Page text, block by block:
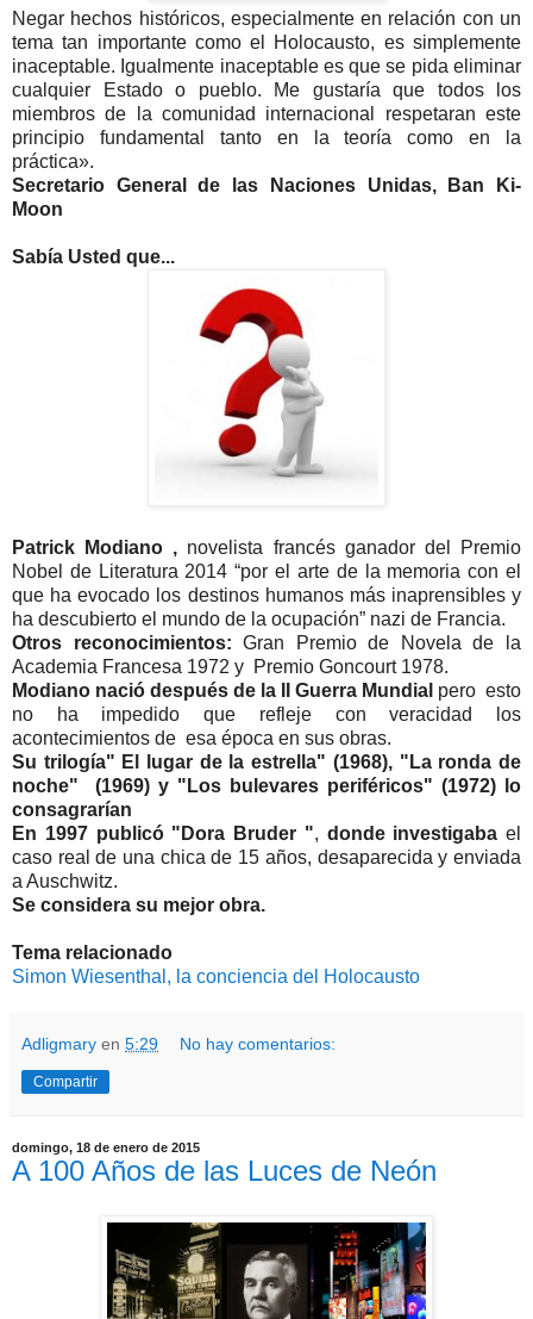
Negar hechos históricos, especialmente en relación con un
tema tan importante como el Holocausto, es simplemente
inaceptable. Igualmente inaceptable es que se pida eliminar
cualquier Estado o pueblo. Me gustaría que todos los
miembros de la comunidad internacional respetaran este
principio fundamental tanto en la teoría como en la
práctica».
Secretario General de las Naciones Unidas, Ban Ki-
Moon
Sabía Usted que...
Patrick Modiano , novelista francés ganador del Premio
Nobel de Literatura 2014 “por el arte de la memoria con el
que ha evocado los destinos humanos más inaprensibles y
ha descubierto el mundo de la ocupación” nazi de Francia.
Otros reconocimientos: Gran Premio de Novela de la
Academia Francesa 1972 y Premio Goncourt 1978.
Modiano nació después de la II Guerra Mundial pero esto
no ha impedido que refleje con veracidad los
acontecimientos de esa época en sus obras.
Su trilogía" El lugar de la estrella" (1968), "La ronda de
noche" (1969) y "Los bulevares periféricos" (1972) lo
consagrarían
En 1997 publicó "Dora Bruder ", donde investigaba el
caso real de una chica de 15 años, desaparecida y enviada
a Auschwitz.
Se considera su mejor obra.
Tema relacionado
Simon Wiesenthal, la conciencia del Holocausto
Adligmary en 5:29 No hay comentarios:
Compartir
domingo, 18 de enero de 2015
A 100 Años de las Luces de Neón